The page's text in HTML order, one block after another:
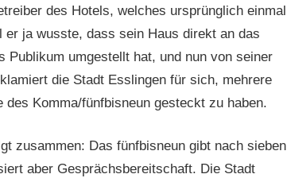
des Hotels, welches ursprünglich einmal
ja wusste, dass sein Haus direkt an das
Publikum umgestellt hat, und nun von seiner
die Stadt Esslingen für sich, mehrere
Komma/fünfbisneun gesteckt zu haben.
zusammen: Das fünfbisneun gibt nach sieben
aber Gesprächsbereitschaft. Die Stadt